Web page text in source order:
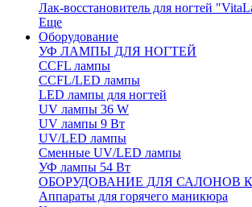
Лак-восстановитель для ногтей
Еще
Оборудование
УФ ЛАМПЫ ДЛЯ НОГТЕЙ
CCFL лампы
CCFL/LED лампы
LED лампы для ногтей
UV лампы 36 W
UV лампы 9 Вт
UV/LED лампы
Сменные UV/LED лампы
УФ лампы 54 Вт
ОБОРУДОВАНИЕ ДЛЯ САЛОНОВ
Аппараты для горячего маникюра